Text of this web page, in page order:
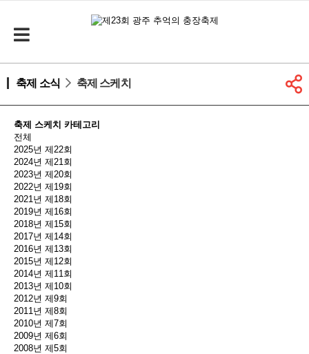
축제 소식 축제 스케치
축제 스케치 카테고리
전체
2025년 제22회
2024년 제21회
2023년 제20회
2022년 제19회
2021년 제18회
2019년 제16회
2018년 제15회
2017년 제14회
2016년 제13회
2015년 제12회
2014년 제11회
2013년 제10회
2012년 제9회
2011년 제8회
2010년 제7회
2009년 제6회
2008년 제5회